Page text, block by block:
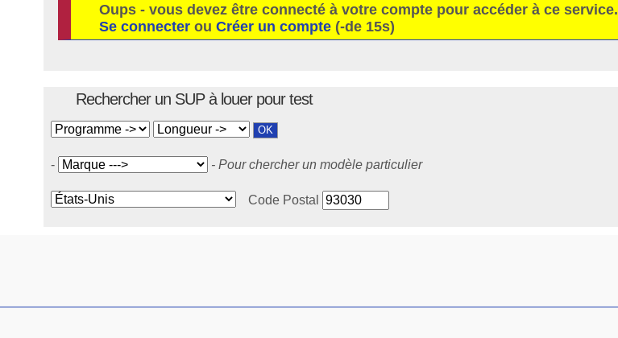
Oups - vous devez être connecté à votre compte pour accéder à ce service.
Se connecter ouCréer un compte (-de 15s)
Rechercher un SUP à louer pour test
- - Pour chercher un modèle particulier
Code Postal